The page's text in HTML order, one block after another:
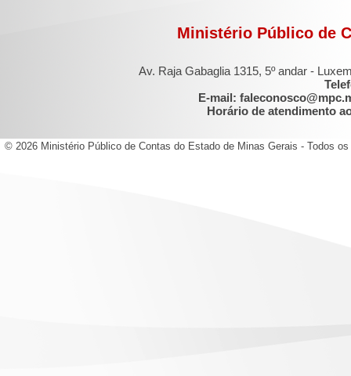
Ministério Público de
Av. Raja Gabaglia 1315, 5º andar -
E-mail:
Horário de atendimento
© 2026 Ministério Público de Contas do Estado de Minas Gerais - Todos